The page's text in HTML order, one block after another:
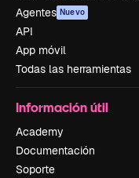
Agentes Nuevo
API
App móvil
Todas las herramientas
Información útil
Academy
Documentación
Soporte